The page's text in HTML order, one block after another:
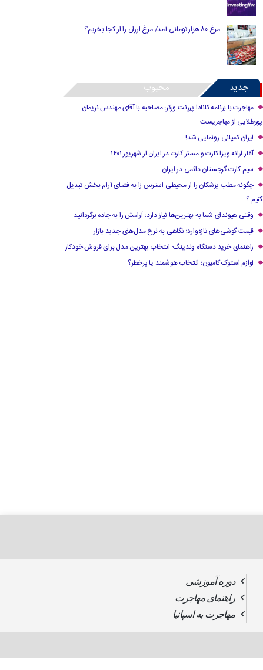
مرغ ۸۰ هزار تومانی آمد/ مرغ ارزان را از کجا بخریم؟
جدید محبوب
مهاجرت با برنامه کانادا پرزنت ورکر: مصاحبه با آقای مهندس نریمان
پورطلایی از مهاجریست
ایران کمپانی رونمایی شد!
آغاز ارائه ویزا کارت و مستر کارت در ایران از شهریور ۱۴۰۱
سیم کارت گرجستان دائمی در ایران
چگونه مطب پزشکان را از محیطی استرس زا به فضای آرام بخش تبدیل
کنیم ؟
وقتی هیوندای شما به بهترین‌ها نیاز دارد؛ آرامش را به جاده برگردانید
قیمت گوشی‌های تازه‌وارد؛ نگاهی به نرخ مدل‌های جدید بازار
راهنمای خرید دستگاه وندینگ: انتخاب بهترین مدل برای فروش خودکار
لوازم استوک کامیون؛ انتخاب هوشمند یا پرخطر؟
دوره آموزشی
راهنمای مهاجرت
مهاجرت به اسپانیا